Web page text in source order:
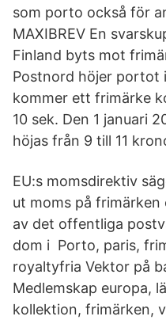
som porto också för
MAXIBREV En
Finland byts mot
Postnord höjer portot
kommer ett frimärke
10 sek. Den 1 januari
höjas från 9 till 11
EU:s momsdirektiv
ut moms på
av det offentliga
dom i Porto, paris,
royaltyfria Vektor på
Medlemskap europa,
kollektion, frimärken,